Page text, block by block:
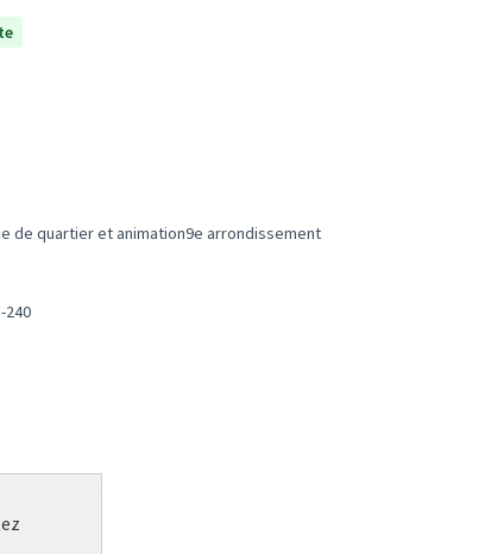
les résultats de la catégorie : Vie de quartier et animation
de quartier et animationFiltrer les résultats pour la localisation : 9e
9e arrondissement
240